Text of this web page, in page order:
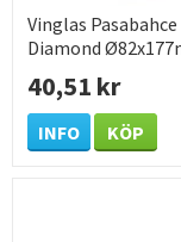
Vinglas Pasabahce
Diamond
40,51 kr
INFO KÖP